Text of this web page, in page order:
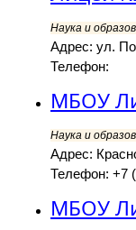
Наука и
Адрес: ул.
Телефон:
МБОУ
Наука и
Адрес:
Телефон: +7
МБОУ